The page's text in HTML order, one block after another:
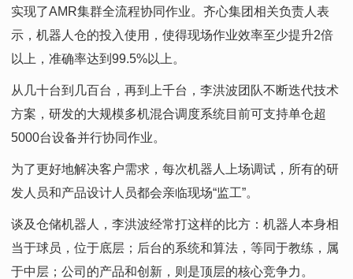
实现了AMR集群全流程协同作业。齐心集团相关负责人表
示，机器人仓的投入使用，使得现场作业效率至少提升2倍
以上，准确率达到99.5%以上。
从几十台到几百台，再到上千台，李洪波团队不断迭代技术
方案，研发的大规模多机混合调度系统目前可支持单仓超
5000台设备并行协同作业。
为了更好地解决客户需求，每次机器人上场调试，所有的研
发人员和产品设计人员都会亲临现场“监工”。
谈及仓储机器人，李洪波经常打这样的比方：机器人本身相
当于球员，位于底层；后台的系统和算法，等同于教练，属
于中层；公司的产品和创新，则是顶层的核心竞争力。